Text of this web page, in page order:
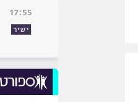
17:55
ישיר